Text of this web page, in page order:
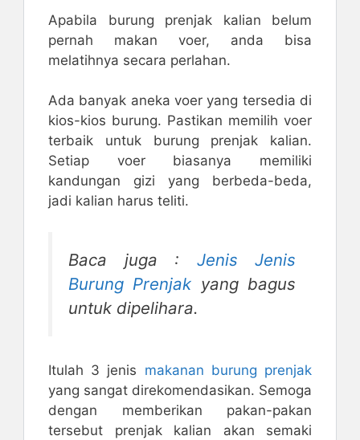
Apabila burung prenjak kalian belum
pernah makan voer, anda bisa
melatihnya secara perlahan.
Ada banyak aneka voer yang tersedia di
kios-kios burung. Pastikan memilih voer
terbaik untuk burung prenjak kalian.
Setiap voer biasanya memiliki
kandungan gizi yang berbeda-beda,
jadi kalian harus teliti.
Baca juga : Jenis Jenis
Burung Prenjak yang bagus
untuk dipelihara.
Itulah 3 jenis makanan burung prenjak
yang sangat direkomendasikan. Semoga
dengan memberikan pakan-pakan
tersebut prenjak kalian akan semaki